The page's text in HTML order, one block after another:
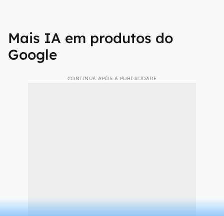
Mais IA em produtos do
Google
CONTINUA APÓS A PUBLICIDADE